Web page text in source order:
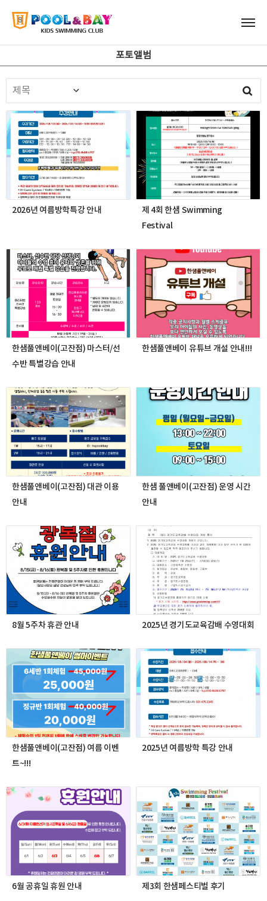
포토앨범
2026년 여름방학특강 안내
제 4회 한샘 Swimming
Festival
한샘풀앤베이(고잔점) 마스터/선
수반 특별강습 안내
한샘풀앤베이 유튜브 개설 안내!!!
한샘풀앤베이(고잔점) 대관 이용
안내
한샘 풀앤베이(고잔점) 운영 시간
안내
8월 5주차 휴관 안내 2025년 경기도교육감배 수영대회
한샘풀앤베이(고잔점) 여름 이벤
트~!!!
2025년 여름방학 특강 안내
6월 공휴일 휴원 안내 제3회 한샘페스티벌 후기